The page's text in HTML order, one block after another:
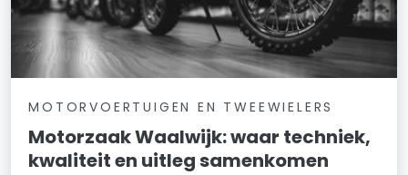
MOTORVOERTUIGEN EN TWEEWIELERS
Motorzaak Waalwijk: waar techniek,
kwaliteit en uitleg samenkomen